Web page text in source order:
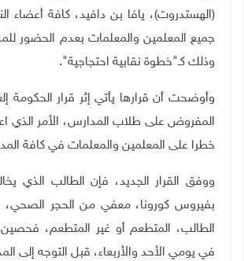
(الهستدروت)، يافا بن دافيد، كافة أعضاء
جميع المعلمين والمعلمات بعدم الحضور
وذلك كـ"خطوة نقابية احتجاجية".
وأوضحت أن قرارها يأتي إثر قرار الحكومة
المفروض على طلاب المدارس، الأمر الذي
خطرا على المعلمين والمعلمات في كافة
ووفق القرار الجديد، فإن الطالب الذي
بفيروس كورونا، معفي من الحجر
الطالب، المتطعم أو غير المتطعم، فحصين
في يومي الأحد والأربعاء، قبل التوجه إلى